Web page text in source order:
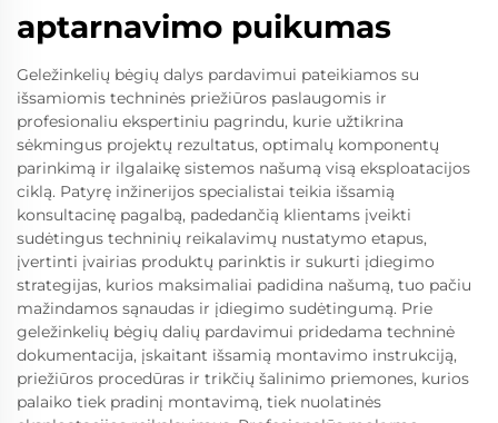
aptarnavimo puikumas
Geležinkelių bėgių dalys pardavimui pateikiamos su
išsamiomis techninės priežiūros paslaugomis ir
profesionaliu ekspertiniu pagrindu, kurie užtikrina
sėkmingus projektų rezultatus, optimalų komponentų
parinkimą ir ilgalaikę sistemos našumą visą eksploatacijos
ciklą. Patyrę inžinerijos specialistai teikia išsamią
konsultacinę pagalbą, padedančią klientams įveikti
sudėtingus techninių reikalavimų nustatymo etapus,
įvertinti įvairias produktų parinktis ir sukurti įdiegimo
strategijas, kurios maksimaliai padidina našumą, tuo pačiu
mažindamos sąnaudas ir įdiegimo sudėtingumą. Prie
geležinkelių bėgių dalių pardavimui pridedama techninė
dokumentacija, įskaitant išsamią montavimo instrukciją,
priežiūros procedūras ir trikčių šalinimo priemones, kurios
palaiko tiek pradinį montavimą, tiek nuolatinės